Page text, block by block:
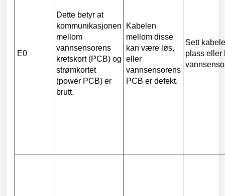
E0
Dette betyr at
kommunikasjonen
mellom
vannsensorens
kretskort (PCB) og
strømkortet
(power PCB) er
brutt.
Kabelen
mellom disse
kan være løs,
eller
vannsensorens
PCB er defekt.
Sett
plass eller